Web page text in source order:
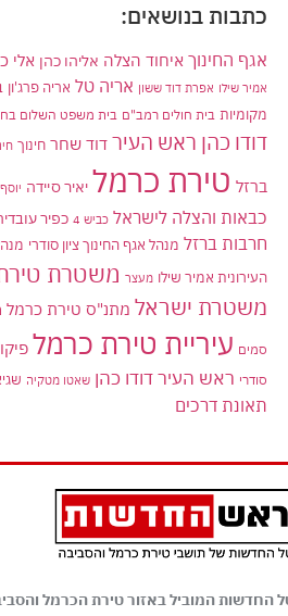
כתבות בנושאים:
אגף החינוך איחוד הצלה אליהו כהן אלי
אמיר שילו אפרת דוד ששון אריה טל אריה פרג'ון
מקומיות בית חולים רמב"ם בית משפט השלום
דודו כהן ראש העיר דוד שחר חינוך
ברזל טירת כרמל יאיר סיידה
כבאות והצלה לישראל כביש 4 כפיר
חרבות ברזל מנהל אגף החינוך ציון סודרי
העירונית אמיר שילו מעצר משטרת
משטרת ישראל מתנ"ס טירת כרמל
סמים עיריית טירת כרמל
סודרי ראש העיר דודו כהן שאטו מטקיה
תאונת דרכים
החדשות המוביל באזור טירת הכרמל